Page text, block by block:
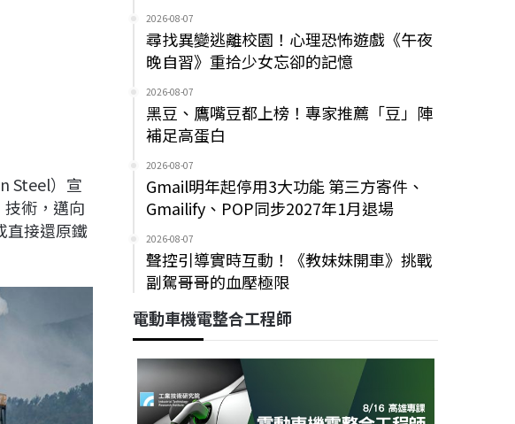
Steel）宣
術，邁向
直接還原鐵
2026-08-07
尋找異變逃離校園！心理恐怖遊戲《午夜
晚自習》重拾少女忘卻的記憶
2026-08-07
黑豆、鷹嘴豆都上榜！專家推薦「豆」陣
補足高蛋白
2026-08-07
Gmail明年起停用3大功能 第三方寄件、
Gmailify、POP同步2027年1月退場
2026-08-07
聲控引導實時互動！《教妹妹開車》挑戰
副駕哥哥的血壓極限
電動車機電整合工程師